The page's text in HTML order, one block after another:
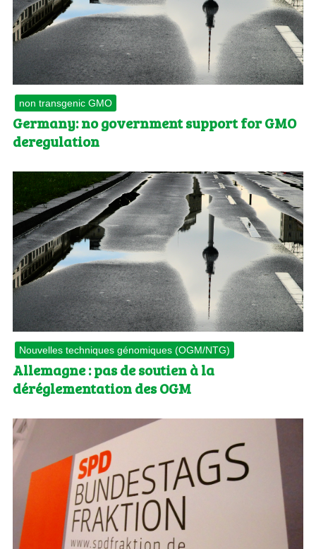
non transgenic GMO
Germany: no government support for GMO
deregulation
Nouvelles techniques génomiques (OGM/NTG)
Allemagne : pas de soutien à la
déréglementation des OGM